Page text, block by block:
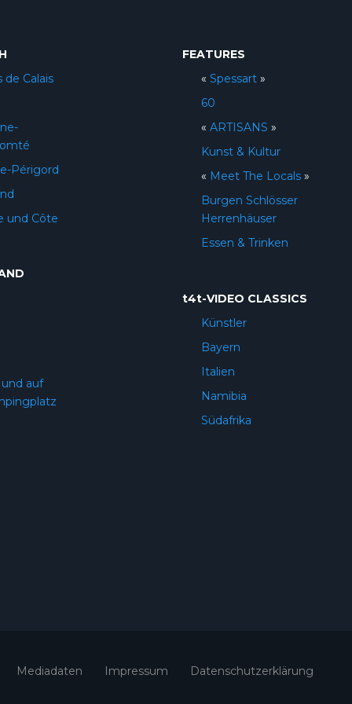
de Calais
Périgord
und Côte
auf
FEATURES
«Spessart»
60
«ARTISANS »
Kunst & Kultur
« Meet The Locals »
Burgen Schlösser
Herrenhäuser
Essen & Trinken
t4t-VIDEO CLASSICS
Künstler
Bayern
Italien
Namibia
Südafrika
Mediadaten Impressum Datenschutzerklärung